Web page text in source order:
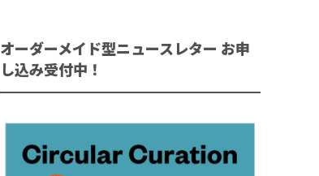
オーダーメイド型ニュースレター お申
し込み受付中！